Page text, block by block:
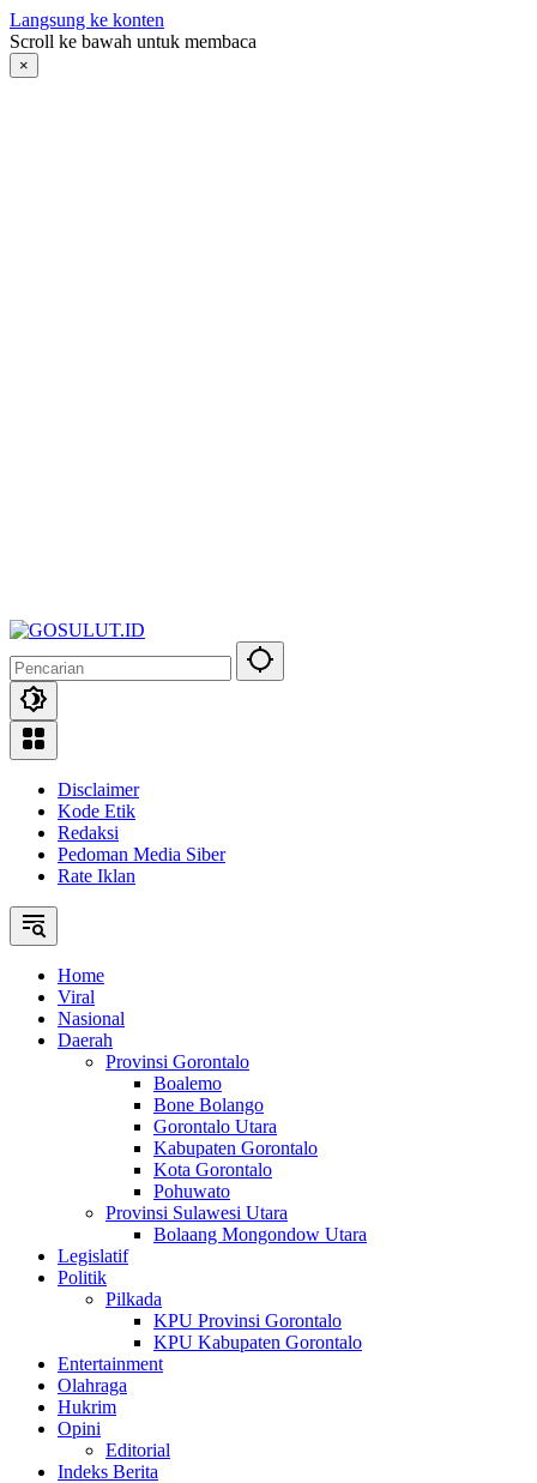
Langsung ke konten
Scroll ke bawah untuk membaca
×
Disclaimer
Kode Etik
Redaksi
Pedoman Media Siber
Rate Iklan
Home
Viral
Nasional
Daerah
Provinsi Gorontalo
Boalemo
Bone Bolango
Gorontalo Utara
Kabupaten Gorontalo
Kota Gorontalo
Pohuwato
Provinsi Sulawesi Utara
Bolaang Mongondow Utara
Legislatif
Politik
Pilkada
KPU Provinsi Gorontalo
KPU Kabupaten Gorontalo
Entertainment
Olahraga
Hukrim
Opini
Editorial
Indeks Berita